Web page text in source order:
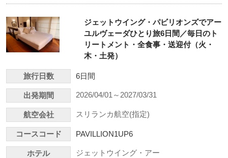
ジェットウイング・パビリオンズでアー
ユルヴェーダひとり旅6日間／毎日のト
リートメント・全食事・送迎付（火・
木・土発）
旅行日数 6日間
出発期間 2026/04/01～2027/03/31
航空会社 スリランカ航空(指定)
コースコード PAVILLION1UP6
ホテル
ジェットウイング・アー